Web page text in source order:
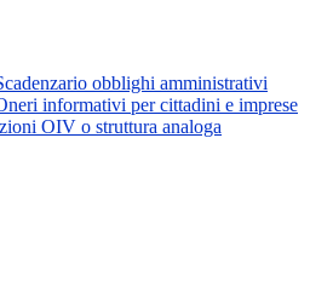
obblighi amministrativi
informativi per cittadini e imprese
OIV o struttura analoga